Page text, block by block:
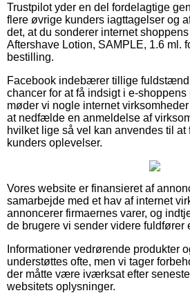
Trustpilot yder en del fordelagtige
flere øvrige kunders iagttagelser og
det, at du sonderer internet
Aftershave Lotion, SAMPLE, 1.6 ml.
bestilling.
Facebook indebærer tillige
chancer for at få indsigt i e-shoppens
møder vi nogle internet
at nedfælde en anmeldelse af
hvilket lige så vel kan anvendes til at
kunders oplevelser.
Vores website er finansieret af
samarbejde med et hav af internet
annoncerer firmaernes varer, og
de brugere vi sender videre fuldfører
Informationer vedrørende produkter
understøttes ofte, men vi tager
der måtte være iværksat efter
websitets oplysninger.